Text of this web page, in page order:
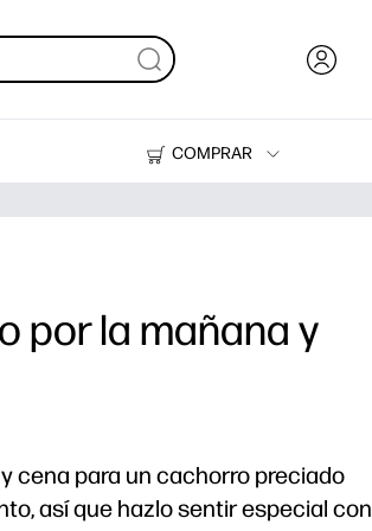
COMPRAR
Impresoras
por la mañana y
cena para un cachorro preciado
así que hazlo sentir especial con